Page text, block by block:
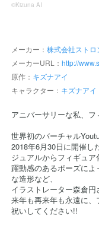
©Kizuna AI
メーカー： 株式会社ストロ
メーカーURL： http://
原作： キズナアイ
キャラクター： キズナアイ
アニバーサリーな私、フ
世界初のバーチャル
2018年6月30日に開催
ジュアルからフィギュア
躍動感のあるポーズに
な造形など、
イラストレーター森倉
来年も再来年も永遠に
祝いしてください!!